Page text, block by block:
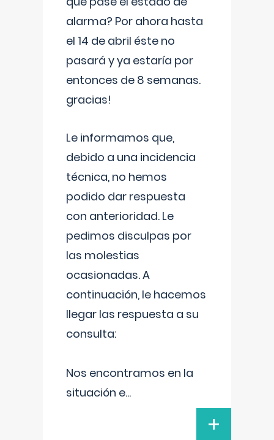
alarma? Por ahora hasta
el 14 de abril éste no
pasará y ya estaría por
entonces de 8 semanas.
gracias!
Le informamos que,
debido a una incidencia
técnica, no hemos
podido dar respuesta
con anterioridad. Le
pedimos disculpas por
las molestias
ocasionadas. A
continuación, le hacemos
llegar las respuesta a su
consulta:
Nos encontramos en la
situación e...
+